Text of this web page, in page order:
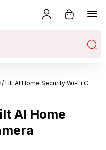
Tapo C222 Pan/Tilt AI Home Security Wi-Fi Camera
AI Home